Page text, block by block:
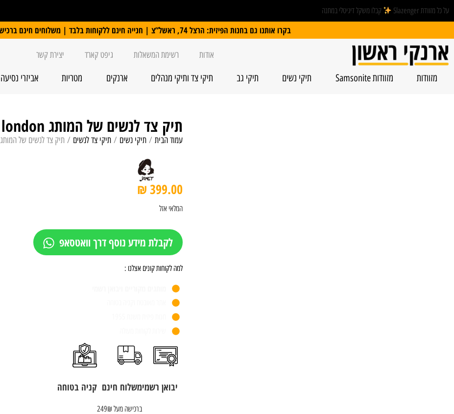
על כל מזוודת Slazenger קבלו משקל דיגיטלי במתנה
בקרו אותנו גם בחנות הפיזית: הרצל 74, ראשל”צ | חנייה חינם ללקוחות בלבד | משלוחים חינם ברכישה מעל 250 ₪
אודות רשימת המשאלות גיפט קארד יצירת קשר
מזוודות מזוודות Samsonite תיקי נשים תיקי גב תיקי צד ותיקי מנהלים ארנקים מטריות אביזרי נסיעה
תיק צד לנשים של המותג janet london דגם j059
עמוד הבית/ תיקי נשים / תיקי צד לנשים / תיק צד לנשים של המותג janet london דגם j059
₪399.00
המלאי אזל
לקבלת מידע נוסף דרך וואטסאפ
למה לקוחות קונים אצלנו :
יבואן רשמימשלוח חינם
ברכישה מעל 249₪
קניה בטוחה